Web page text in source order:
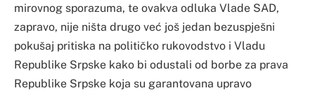
mirovnog sporazuma, te ovakva odluka Vlade SAD,
zapravo, nije ništa drugo već još jedan bezuspješni
pokušaj pritiska na političko rukovodstvo i Vladu
Republike Srpske kako bi odustali od borbe za prava
Republike Srpske koja su garantovana upravo